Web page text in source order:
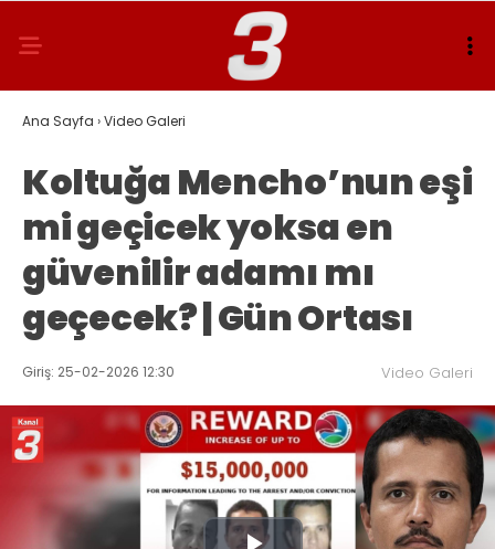
Ana Sayfa ›Video Galeri
Koltuğa Mencho’nun eşi
mi geçicek yoksa en
güvenilir adamı mı
geçecek? | Gün Ortası
Giriş: 25-02-2026 12:30 Video Galeri